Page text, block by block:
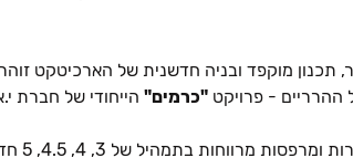
תכנון מוקפד ובניה חדשנית של הארכיטקט
ההרריים - פרויקט "כרמים" הייחודי של חברת